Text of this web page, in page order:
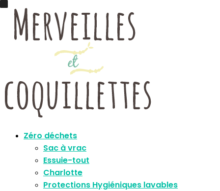
Zéro déchets
Sac à vrac
Essuie-tout
Charlotte
Protections Hygiéniques lavables